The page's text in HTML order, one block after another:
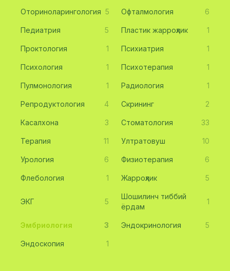
Оториноларингология 5 Офталмология 6
Педиатрия 5 Пластик жарроҳлик 1
Проктология 1 Психиатрия 1
Психология 1 Психотерапия 1
Пулмонология 1 Радиология 1
Репродуктология 4 Скрининг 2
Касалхона 3 Стоматология 33
Терапия 11 Ултратовуш 10
Урология 6 Физиотерапия 6
Флебология 1 Жарроҳлик 5
ЭКГ 5
Шошилинч тиббий
ёрдам
1
Эмбриология 3 Эндокринология 5
Эндоскопия 1